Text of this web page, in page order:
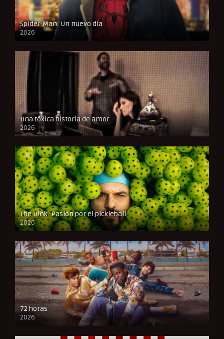
Spider-Man: Un nuevo día
2026
CAM
Una tóxica historia de amor
2026
FULL HD
The Dink: Pasión por el pickleball
2026
FULL HD
72 horas
2026
FULL HD